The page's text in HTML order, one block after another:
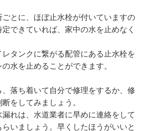
とに、ほぼ止水栓が付いていますの
できていれば、家中の水を止めなく
レタンクに繋がる配管にある止水栓を
水を止めることができます。
、落ち着いて自分で修理をするか、修
をしてみましょう。
れは、水道業者に早めに連絡をして
いましょう。早くしたほうがいいと